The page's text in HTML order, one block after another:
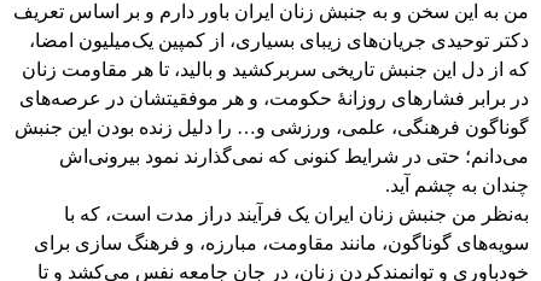
من به این سخن و به جنبش زنان ایران باور دارم و بر اساس تعریف
دکتر توحیدی جریان‌های زیبای بسیاری، از کمپین یک‌میلیون امضا،
که از دل این جنبش تاریخی سربرکشید و بالید، تا هر مقاومت زنان
در برابر فشارهای روزانۀ حکومت، و هر موفقیتشان در عرصه‌های
گوناگون فرهنگی، علمی، ورزشی و… را دلیل زنده بودن این جنبش
می‌دانم؛ حتی در شرایط کنونی که نمی‌گذارند نمود بیرونی‌اش
چندان به چشم ‌آید.
به‌نظر من جنبش زنان ایران یک فرآیند دراز مدت است، که با
سویه‌های گوناگون، مانند مقاومت، مبارزه، و فرهنگ سازی برای
خودباوری و توانمندکردن زنان، در جان جامعه نفس می‌کشد و تا